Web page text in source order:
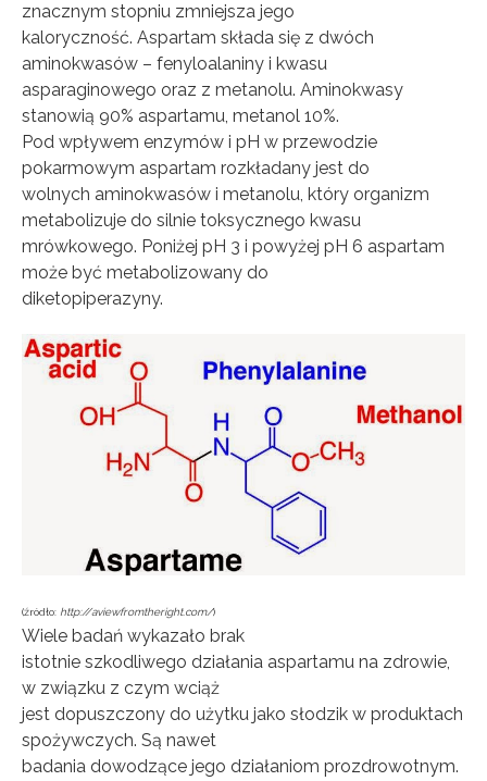
znacznym stopniu zmniejsza jego
kaloryczność. Aspartam składa się z dwóch
aminokwasów – fenyloalaniny i kwasu
asparaginowego oraz z metanolu. Aminokwasy
stanowią 90% aspartamu, metanol 10%.
Pod wpływem enzymów i pH w przewodzie
pokarmowym aspartam rozkładany jest do
wolnych aminokwasów i metanolu, który organizm
metabolizuje do silnie toksycznego kwasu
mrówkowego. Poniżej pH 3 i powyżej pH 6 aspartam
może być metabolizowany do
diketopiperazyny.
(źródło: http://aviewfromtheright.com/)
Wiele badań wykazało brak
istotnie szkodliwego działania aspartamu na zdrowie,
w związku z czym wciąż
jest dopuszczony do użytku jako słodzik w produktach
spożywczych. Są nawet
badania dowodzące jego działaniom prozdrowotnym.